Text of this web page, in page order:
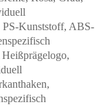
Kunststoff, ABS-